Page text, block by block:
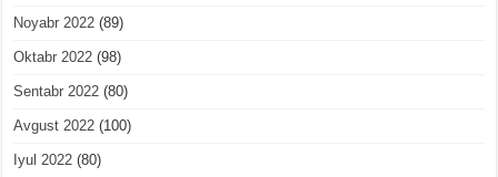
Noyabr 2022 (89)
Oktabr 2022 (98)
Sentabr 2022 (80)
Avgust 2022 (100)
Iyul 2022 (80)